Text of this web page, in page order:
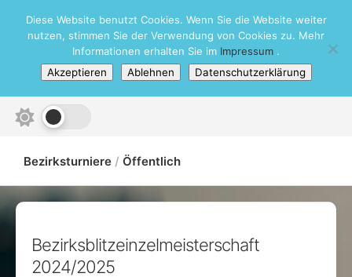
content
Schachbezirk Heidelberg e.V.
Bezirksturniere / Öffentlich
Bezirksblitzeinzelmeisterschaft
2024/2025
Diese Website benutzt Cookies. Wenn Sie die Website weiter
nutzen, stimmen Sie der Verwendung von Cookies zu. Mehr
Informationen erhalten Sie im Impressum .
Akzeptieren
Ablehnen Datenschutzerklärung